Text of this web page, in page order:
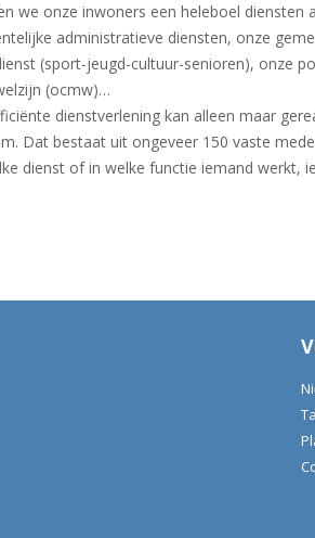
we onze inwoners een heleboel diensten
administratieve diensten, onze
(sport-jeugd-cultuur-senioren), onze
(ocmw)…
dienstverlening kan alleen maar
Dat bestaat uit ongeveer 150 vaste
dienst of in welke functie iemand werkt,